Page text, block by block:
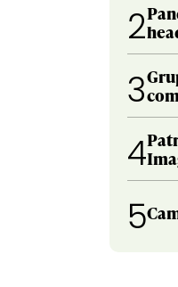
2
3
4
5